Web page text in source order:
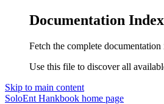
Documentation Index
Fetch the complete documentation
Use this file to discover all
Skip to main content
SoloEnt Hankbook home page